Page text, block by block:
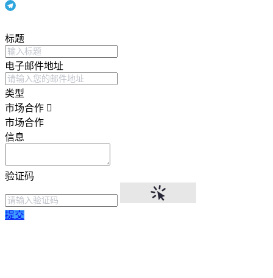
标题
电子邮件地址
类型
市场合作
市场合作
信息
验证码
提交